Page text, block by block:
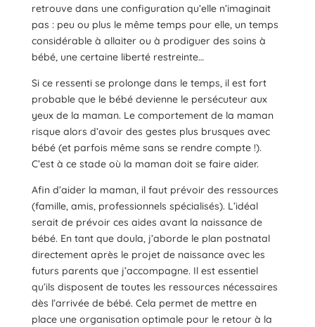
retrouve dans une configuration qu’elle n’imaginait
pas : peu ou plus le même temps pour elle, un temps
considérable à allaiter ou à prodiguer des soins à
bébé, une certaine liberté restreinte…
Si ce ressenti se prolonge dans le temps, il est fort
probable que le bébé devienne le persécuteur aux
yeux de la maman. Le comportement de la maman
risque alors d’avoir des gestes plus brusques avec
bébé (et parfois même sans se rendre compte !).
C’est à ce stade où la maman doit se faire aider.
Afin d’aider la maman, il faut prévoir des ressources
(famille, amis, professionnels spécialisés). L’idéal
serait de prévoir ces aides avant la naissance de
bébé. En tant que doula, j’aborde le plan postnatal
directement après le projet de naissance avec les
futurs parents que j’accompagne. Il est essentiel
qu’ils disposent de toutes les ressources nécessaires
dès l’arrivée de bébé. Cela permet de mettre en
place une organisation optimale pour le retour à la